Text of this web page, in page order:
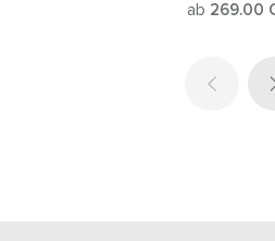
ab 269.00